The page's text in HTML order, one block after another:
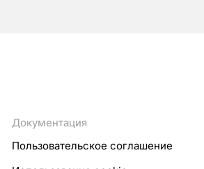
Документация
Пользовательское соглашение